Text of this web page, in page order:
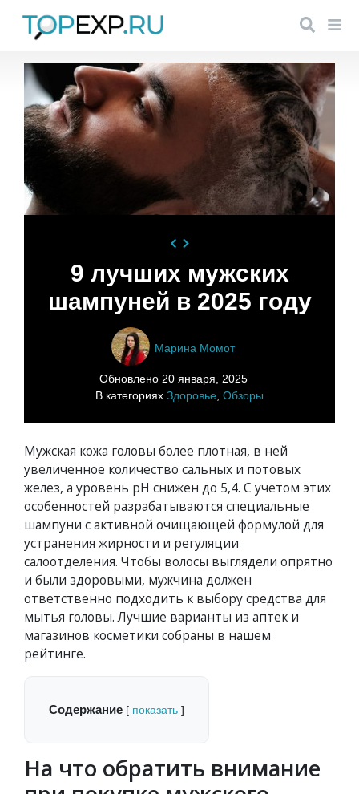
9 лучших мужских
шампуней в 2025 году
Марина Момот
Обновлено 20 января, 2025
В категориях Здоровье Обзоры
Мужская кожа головы более плотная, в ней
увеличенное количество сальных и потовых
желез, а уровень рН снижен до 5,4. С учетом этих
особенностей разрабатываются специальные
шампуни с активной очищающей формулой для
устранения жирности и регуляции
салоотделения. Чтобы волосы выглядели опрятно
и были здоровыми, мужчина должен
ответственно подходить к выбору средства для
мытья головы. Лучшие варианты из аптек и
магазинов косметики собраны в нашем
рейтинге.
Содержание [ показать ]
На что обратить внимание